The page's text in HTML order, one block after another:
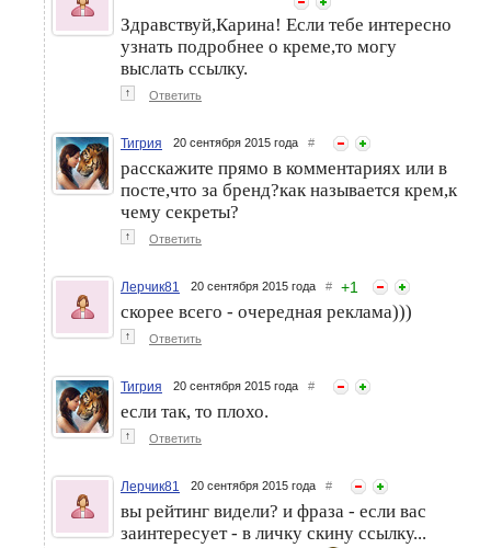
Пигментные пятна. Как с
ними бороться?
Хватит пигментным и
застойным пятнам портить
нашу кожу!
Здравствуй,Карина! Если тебе интересно
узнать подробнее о креме,то могу
выслать ссылку.
↑ Ответить
Тигрия 20 сентября 2015 года #
расскажите прямо в комментариях или в
посте,что за бренд?как называется крем,к
чему секреты?
↑ Ответить
Лерчик81 20 сентября 2015 года # +1
скорее всего - очередная реклама)))
↑ Ответить
Тигрия 20 сентября 2015 года #
если так, то плохо.
↑ Ответить
Лерчик81 20 сентября 2015 года #
вы рейтинг видели? и фраза - если вас
заинтересует - в личку скину ссылку...